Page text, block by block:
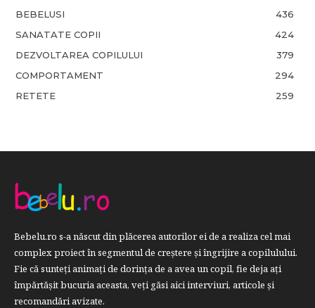
BEBELUSI
436
SANATATE COPII
424
DEZVOLTAREA COPILULUI
379
COMPORTAMENT
294
RETETE
259
Bebelu.ro s-a născut din plăcerea autorilor ei de a realiza cel mai
complex proiect în segmentul de creştere şi îngrijire a copilulului.
Fie că sunteţi animaţi de dorinţa de a avea un copil, fie deja aţi
împărtăşit bucuria aceasta, veți găsi aici interviuri, articole şi
recomandări avizate.